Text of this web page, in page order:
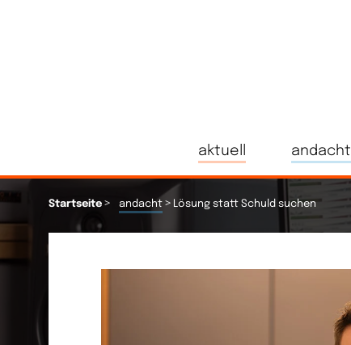
aktuell andacht
Startseite > andacht > Lösung statt Schuld suchen